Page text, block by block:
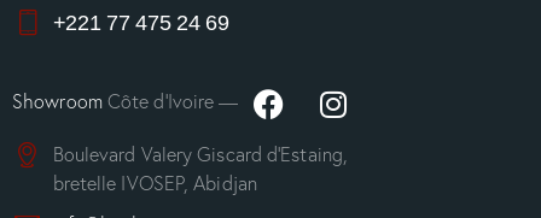
+221 77 475 24 69
ShowroomCôte d’Ivoire —
Boulevard Valery Giscard d’Estaing,
bretelle IVOSEP, Abidjan